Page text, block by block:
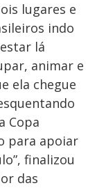
lugares e
indo
lá
animar e
ela chegue
Copa
para apoiar
finalizou
das